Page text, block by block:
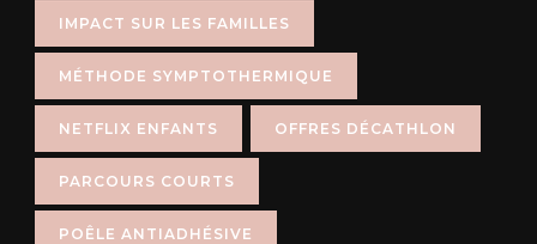
IMPACT SUR LES FAMILLES
MÉTHODE SYMPTOTHERMIQUE
NETFLIX ENFANTS OFFRES DÉCATHLON
PARCOURS COURTS
POÊLE ANTIADHÉSIVE